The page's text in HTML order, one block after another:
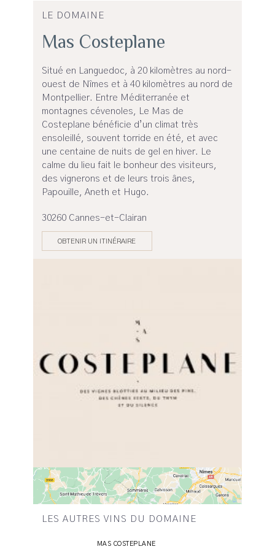
LE DOMAINE
Mas Costeplane
Situé en Languedoc, à 20 kilomètres au nord-
ouest de Nîmes et à 40 kilomètres au nord de
Montpellier. Entre Méditerranée et
montagnes cévenoles, Le Mas de
Costeplane bénéficie d’un climat très
ensoleillé, souvent torride en été, et avec
une centaine de nuits de gel en hiver. Le
calme du lieu fait le bonheur des visiteurs,
des vignerons et de leurs trois ânes,
Papouille, Aneth et Hugo.
30260 Cannes-et-Clairan
OBTENIR UN ITINÉRAIRE
LES AUTRES VINS DU DOMAINE
MAS COSTEPLANE